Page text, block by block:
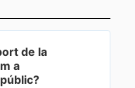
de la
a